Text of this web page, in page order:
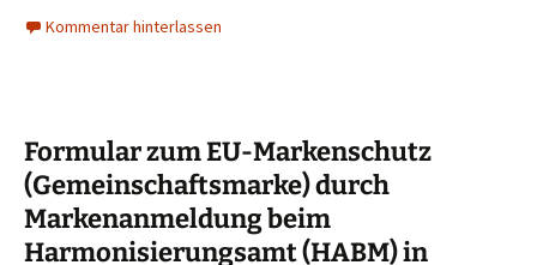
Kommentar hinterlassen
Formular zum EU-Markenschutz
(Gemeinschaftsmarke) durch
Markenanmeldung beim
Harmonisierungsamt (HABM) in